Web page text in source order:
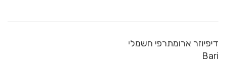
דיפיוזר ארומתרפי חשמלי
Bari